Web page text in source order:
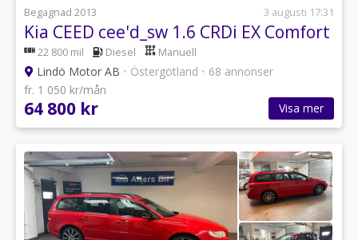
Begagnad 2013 3 augusti 17:31
Kia CEED cee'd_sw 1.6 CRDi EX Comfort
22 800 mil Diesel Manuell
Lindö Motor AB • Östergötland • 68 annonser
fr. 1 050 kr/mån
64 800 kr Visa mer